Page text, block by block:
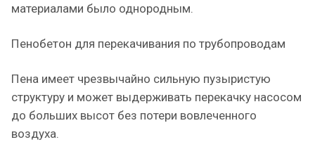
материалами было однородным.
Пенобетон для перекачивания по трубопроводам
Пена имеет чрезвычайно сильную пузыристую
структуру и может выдерживать перекачку насосом
до больших высот без потери вовлеченного
воздуха.